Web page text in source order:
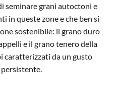
seminare grani autoctoni e
in queste zone e che ben si
sostenibile: il grano duro
e il grano tenero della
caratterizzati da un gusto
persistente.